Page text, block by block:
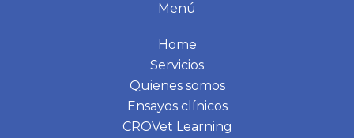
Menú
Home
Servicios
Quienes somos
Ensayos clínicos
CROVet Learning